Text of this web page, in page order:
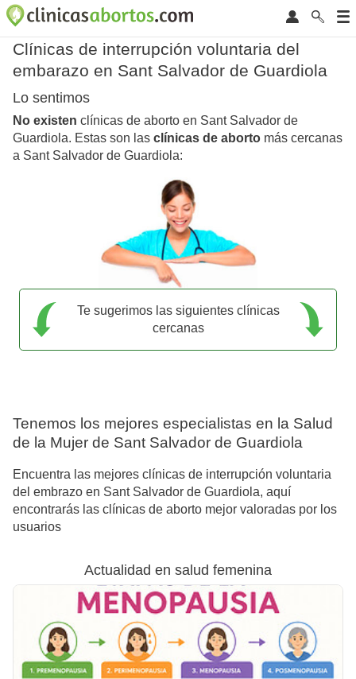
Clínicas de interrupción voluntaria del
embarazo en Sant Salvador de Guardiola
Lo sentimos
No existen clínicas de aborto en Sant Salvador de
Guardiola. Estas son las clínicas de aborto más cercanas
a Sant Salvador de Guardiola:
Te sugerimos las siguientes clínicas
cercanas
Tenemos los mejores especialistas en la Salud
de la Mujer de Sant Salvador de Guardiola
Encuentra las mejores clínicas de interrupción voluntaria
del embrazo en Sant Salvador de Guardiola, aquí
encontrarás las clínicas de aborto mejor valoradas por los
usuarios
Actualidad en salud femenina